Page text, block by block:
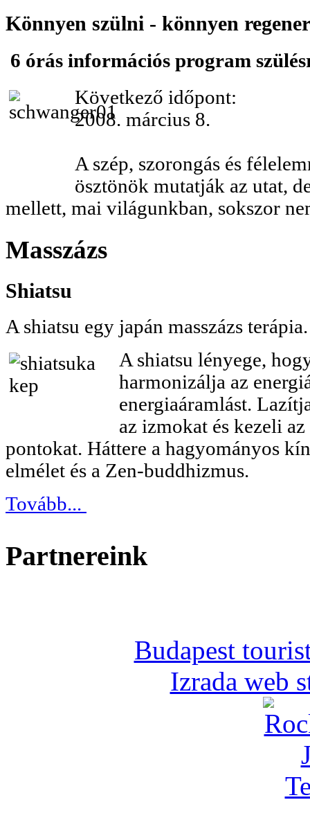
Könnyen szülni - könnyen
6 órás információs program
Következő időpont:
2008. március 8.
A szép, szorongás és
ösztönök mutatják az utat,
mellett, mai világunkban, sokszor
Masszázs
Shiatsu
A shiatsu egy japán masszázs terápia.
A shiatsu lényege,
harmonizálja az
energiaáramlást.
az izmokat és kezeli az
pontokat. Háttere a hagyományos
elmélet és a Zen-buddhizmus.
Tovább...
Partnereink
Budapest
Izrada web